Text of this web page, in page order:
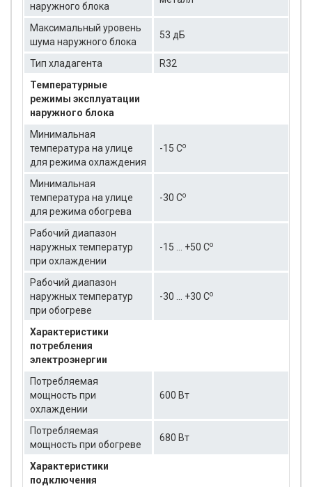
наружного блока
Максимальный уровень
шума наружного блока
53 дБ
Тип хладагента
R32
Температурные
режимы эксплуатации
наружного блока
Минимальная
температура на улице
для режима охлаждения
-15 Cо
Минимальная
температура на улице
для режима обогрева
-30 Cо
Рабочий диапазон
наружных температур
при охлаждении
-15 … +50 Cо
Рабочий диапазон
наружных температур
при обогреве
-30 ... +30 Cо
Характеристики
потребления
электроэнергии
Потребляемая
мощность при
охлаждении
600 Вт
Потребляемая
мощность при обогреве
680 Вт
Характеристики
подключения